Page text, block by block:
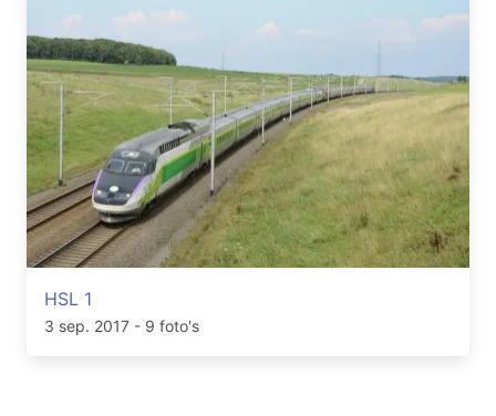
HSL 1
3 sep. 2017 - 9 foto's